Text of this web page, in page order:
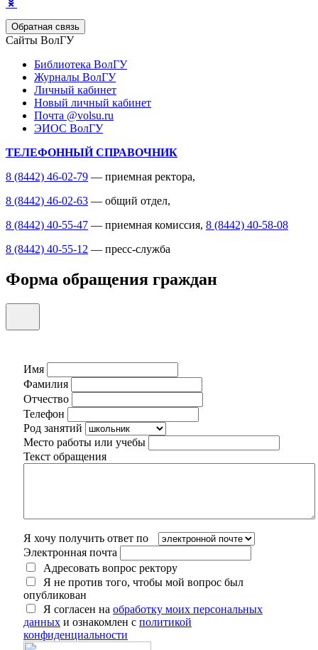
Обратная связь
Сайты ВолГУ
Библиотека ВолГУ
Журналы ВолГУ
Личный кабинет
Новый личный кабинет
Почта @volsu.ru
ЭИОС ВолГУ
ТЕЛЕФОННЫЙ СПРАВОЧНИК
8 (8442) 46-02-79 — приемная ректора,
8 (8442) 46-02-63 — общий отдел,
8 (8442) 40-55-47 — приемная комиссия, 8 (8442) 40-58-08
8 (8442) 40-55-12 — пресс-служба
Форма обращения граждан
Имя
Фамилия
Отчество
Телефон
Род занятий
Место работы или учебы
Текст обращения
Я хочу получить ответ по
Электронная почта
Адресовать вопрос ректору
Я не против того, чтобы мой вопрос был
опубликован
Я согласен на обработку моих персональных
данных и ознакомлен с политикой
конфиденциальности